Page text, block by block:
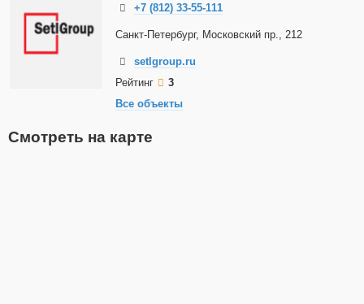
+7 (812) 33-55-111
Санкт-Петербург, Московский пр., 212
setlgroup.ru
Рейтинг
3
Все объекты
Смотреть на карте